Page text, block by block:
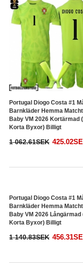
Portugal Diogo Costa #1
Barnkläder Hemma
Baby VM 2026 Kortärmad
Korta Byxor) Billigt
1 062.61SEK
Portugal Diogo Costa #1
Barnkläder Hemma
Baby VM 2026 Långärmad
Korta Byxor) Billigt
1 140.83SEK